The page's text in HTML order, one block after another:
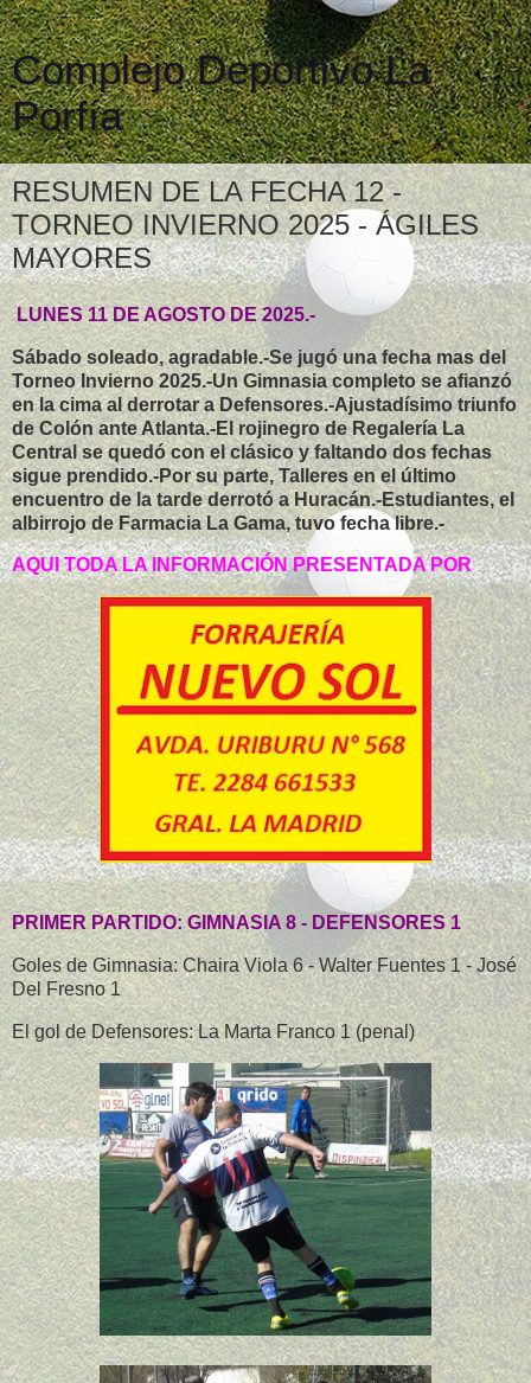
Complejo Deportivo La
Porfía
RESUMEN DE LA FECHA 12 -
TORNEO INVIERNO 2025 - ÁGILES
MAYORES
LUNES 11 DE AGOSTO DE 2025.-
Sábado soleado, agradable.-Se jugó una fecha mas del
Torneo Invierno 2025.-Un Gimnasia completo se afianzó
en la cima al derrotar a Defensores.-Ajustadísimo triunfo
de Colón ante Atlanta.-El rojinegro de Regalería La
Central se quedó con el clásico y faltando dos fechas
sigue prendido.-Por su parte, Talleres en el último
encuentro de la tarde derrotó a Huracán.-Estudiantes, el
albirrojo de Farmacia La Gama, tuvo fecha libre.-
AQUI TODA LA INFORMACIÓN PRESENTADA POR
PRIMER PARTIDO: GIMNASIA 8 - DEFENSORES 1
Goles de Gimnasia: Chaira Viola 6 - Walter Fuentes 1 - José
Del Fresno 1
El gol de Defensores: La Marta Franco 1 (penal)